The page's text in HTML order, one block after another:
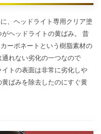
、ヘッドライト専用クリア塗
ヘッドライトの黄ばみ。 昔
ーボネートという樹脂素材の
れない劣化の一つなので
トの表面は非常に劣化しや
ばみを除去したのにすぐ黄